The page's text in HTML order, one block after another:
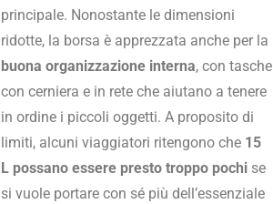
principale. Nonostante le dimensioni
ridotte, la borsa è apprezzata anche per la
buona organizzazione interna, con tasche
con cerniera e in rete che aiutano a tenere
in ordine i piccoli oggetti. A proposito di
limiti, alcuni viaggiatori ritengono che 15
L possano essere presto troppo pochi se
si vuole portare con sé più dell’essenziale